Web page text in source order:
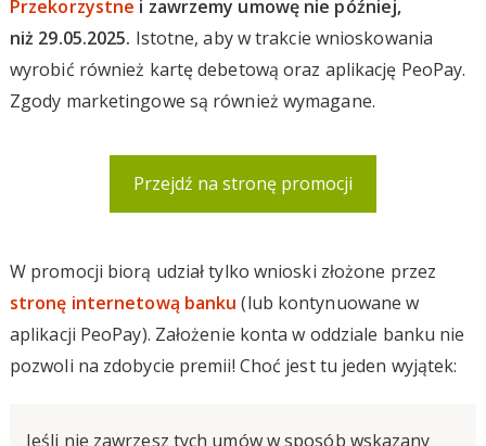
Przekorzystne i zawrzemy umowę nie później,
niż 29.05.2025. Istotne, aby w trakcie wnioskowania
wyrobić również kartę debetową oraz aplikację PeoPay.
Zgody marketingowe są również wymagane.
Przejdź na stronę promocji
W promocji biorą udział tylko wnioski złożone przez
stronę internetową banku (lub kontynuowane w
aplikacji PeoPay). Założenie konta w oddziale banku nie
pozwoli na zdobycie premii! Choć jest tu jeden wyjątek:
Jeśli nie zawrzesz tych umów w sposób wskazany